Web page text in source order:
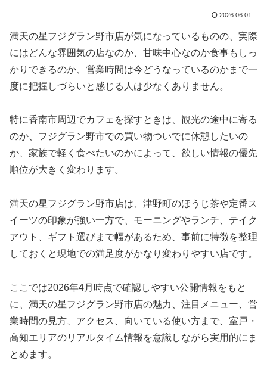
2026.06.01
満天の星フジグラン野市店が気になっているものの、実際
にはどんな雰囲気の店なのか、甘味中心なのか食事もしっ
かりできるのか、営業時間は今どうなっているのかまで一
度に把握しづらいと感じる人は少なくありません。
特に香南市周辺でカフェを探すときは、観光の途中に寄る
のか、フジグラン野市での買い物ついでに休憩したいの
か、家族で軽く食べたいのかによって、欲しい情報の優先
順位が大きく変わります。
満天の星フジグラン野市店は、津野町のほうじ茶や定番ス
イーツの印象が強い一方で、モーニングやランチ、テイク
アウト、ギフト選びまで幅があるため、事前に特徴を整理
しておくと現地での満足度がかなり変わりやすい店です。
ここでは2026年4月時点で確認しやすい公開情報をもと
に、満天の星フジグラン野市店の魅力、注目メニュー、営
業時間の見方、アクセス、向いている使い方まで、室戸・
高知エリアのリアルタイム情報を意識しながら実用的にま
とめます。